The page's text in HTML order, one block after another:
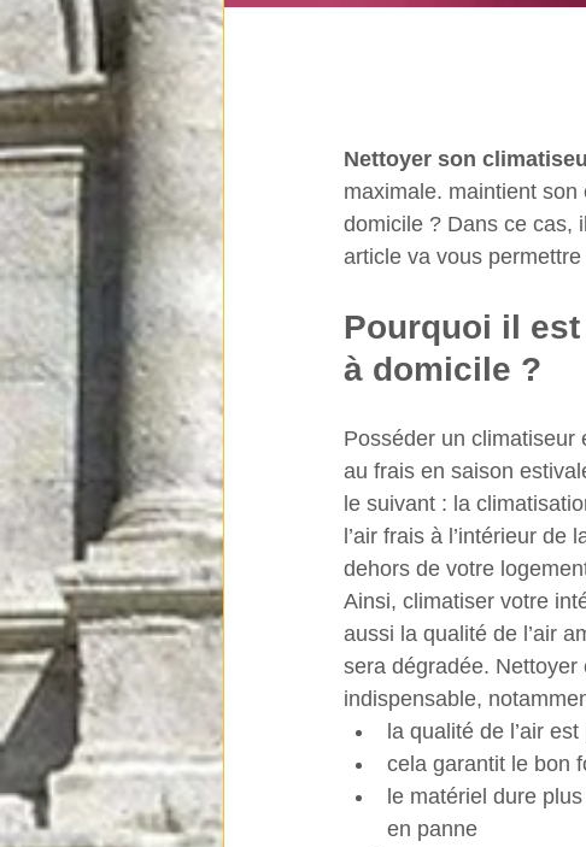
Nettoyer son
maximale. maintient son
domicile ? Dans ce cas,
article va vous permettre
Pourquoi il
à domicile ?
Posséder un climatiseur
au frais en saison
le suivant : la
l’air frais à l’intérieur de
dehors de votre
Ainsi, climatiser votre
aussi la qualité de l’air
sera dégradée. Nettoyer
indispensable,
la qualité de l’air
cela garantit le bon
le matériel dure
en panne